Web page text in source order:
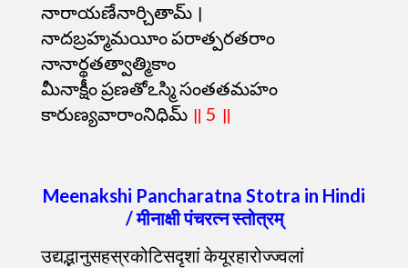
నారాయణేనార్చితామ్ ।
నాదబ్రహ్మమయీం పరాత్పరతరాం
నానార్థతత్వాత్మికాం
మీనాక్షీం ప్రణతోఽస్మి సంతతమహం
కారుణ్యవారాంనిధిమ్ ॥ 5 ॥
Meenakshi Pancharatna Stotra in Hindi
/ मीनाक्षी पंचरत्न स्तोत्रम्
उद्यद्भानुसहस्रकोटिसदृशां केयूरहारोज्ज्वलां